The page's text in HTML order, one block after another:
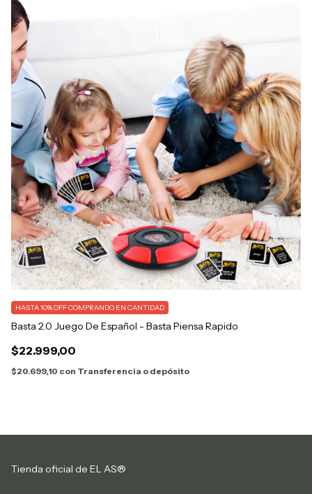
Basta 2.0 Juego De Español - Basta Piensa Rapido
$22.999,00
HASTA 10% OFFCOMPRANDO EN CANTIDAD
$20.699,10 con Transferencia o depósito
Tienda oficial de EL AS®